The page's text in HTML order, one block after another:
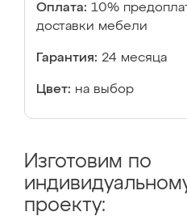
Оплата: 10%
доставки мебели
Гарантия: 24 месяца
Цвет: на выбор
Изготовим по
проекту: